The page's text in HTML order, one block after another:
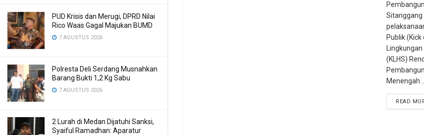
PUD Krisis dan Merugi, DPRD Nilai
Rico Waas Gagal Majukan BUMD
7 AGUSTUS 2026
Polresta Deli Serdang Musnahkan
Barang Bukti 1,2 Kg Sabu
7 AGUSTUS 2026
2 Lurah di Medan Dijatuhi Sanksi,
Syaiful Ramadhan: Aparatur
Publik
(KLHS)
Menengah ...
READ